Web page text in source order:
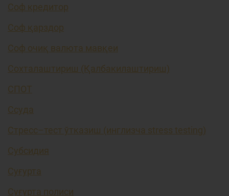
Соф кредитор
Соф қарздор
Соф очиқ валюта мавқеи
Сохталаштириш (Қалбакилаштириш)
СПОТ
Ссуда
Стресс–тест ўтказиш (инглизча stress testing)
Субсидия
Суғурта
Суғурта полиси